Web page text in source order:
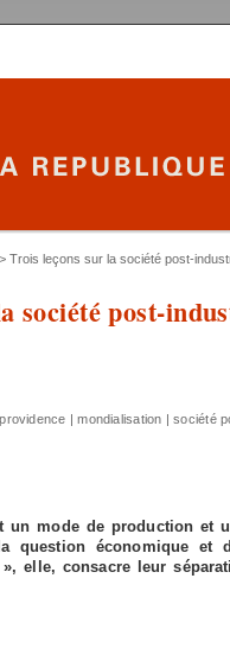
> Trois leçons sur la société post-
société post-
|mondialisation |société
un mode de production et
question économique et
elle, consacre leur